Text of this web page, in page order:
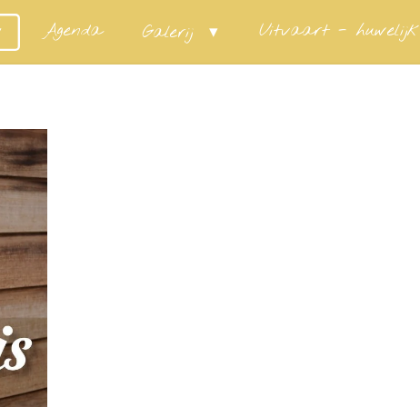
Agenda Galerij Uitvaart - huwelijk